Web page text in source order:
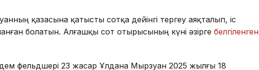
қазасына қатысты сотқа дейінгі тергеу аяқталып, іс
болатын. Алғашқы сот отырысының күні әзірге белгіленген
фельдшері 23 жасар Ұлдана Мырзуан 2025 жылғы 18